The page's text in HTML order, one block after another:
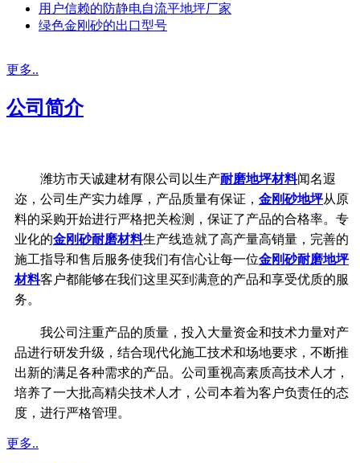
用户信赖的防静电自流平地坪厂家
绿色金刚砂的出口型号
更多..
公司简介
潍坊市天诚建材有限公司以生产耐磨地坪材料闻名遐
迩，公司生产实力雄厚，产品质量有保证， 金刚砂地坪从原
料的采购开始进行严格把关检测，保证了产品的合格率。专
业化的金刚砂耐磨材料生产线造就了高产量高销量，完善的
施工指导和售后服务使我们有信心让每一位金刚砂耐磨地坪
材料客户都能够在我们这里买到满意的产品和享受优质的服
务。
我公司注重产品的质量，投入大量资金和技术力量对产
品进行研发升级，结合现代化施工技术和场地要求，不断推
出新的满足各种需求的产品。公司重视高素质高技术人才，
培养了一大批高精尖技术人才，公司本着为客户负责任的态
度，进行严格管理。
更多..